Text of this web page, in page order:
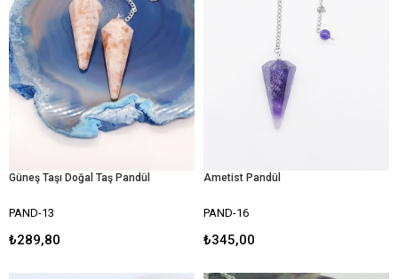
Güneş Taşı Doğal Taş Pandül
PAND-13
₺289,80
Ametist Pandül
PAND-16
₺345,00